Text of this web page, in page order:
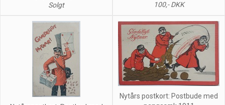
Solgt
100,- DKK
Nytårs postkort: Postbude med